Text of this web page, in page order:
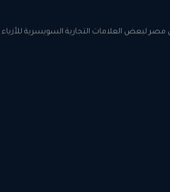
مصر لبعض العلامات التجارية السويسرية للأزياء